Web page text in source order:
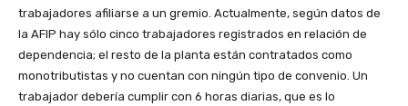
trabajadores afiliarse a un gremio. Actualmente, según datos de
la AFIP hay sólo cinco trabajadores registrados en relación de
dependencia; el resto de la planta están contratados como
monotributistas y no cuentan con ningún tipo de convenio. Un
trabajador debería cumplir con 6 horas diarias, que es lo